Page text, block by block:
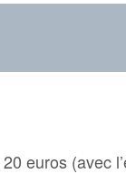
euros (avec